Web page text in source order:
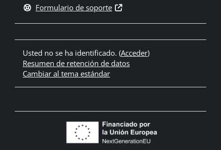
Formulario de soporte
Usted no se ha identificado. (Acceder)
Resumen de retención de datos
Cambiar al tema estándar